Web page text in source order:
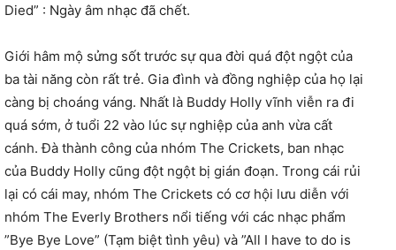
Died” : Ngày âm nhạc đã chết.
Giới hâm mộ sửng sốt trước sự qua đời quá đột ngột của
ba tài năng còn rất trẻ. Gia đình và đồng nghiệp của họ lại
càng bị choáng váng. Nhất là Buddy Holly vĩnh viễn ra đi
quá sớm, ở tuổi 22 vào lúc sự nghiệp của anh vừa cất
cánh. Đà thành công của nhóm The Crickets, ban nhạc
của Buddy Holly cũng đột ngột bị gián đoạn. Trong cái rủi
lại có cái may, nhóm The Crickets có cơ hội lưu diễn với
nhóm The Everly Brothers nổi tiếng với các nhạc phẩm
”Bye Bye Love” (Tạm biệt tình yêu) và ”All I have to do is